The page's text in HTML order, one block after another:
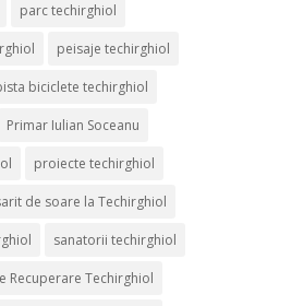
parc techirghiol
peisaje techirghiol
biciclete techirghiol
Primar Iulian Soceanu
proiecte techirghiol
de soare la Techirghiol
sanatorii techirghiol
Recuperare Techirghiol